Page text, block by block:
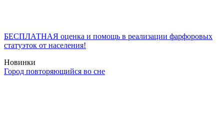
БЕСПЛАТНАЯ оценка и помощь в реализации фарфоровых
статуэток от населения!
Новинки
Город повторяющийся во сне